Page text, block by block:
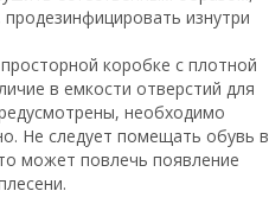
изнутри
коробке с плотной
в емкости отверстий для
необходимо
Не следует помещать обувь в
может повлечь появление